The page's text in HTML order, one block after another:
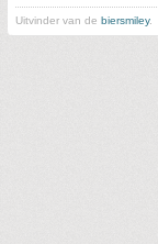
Uitvinder van de biersmiley.